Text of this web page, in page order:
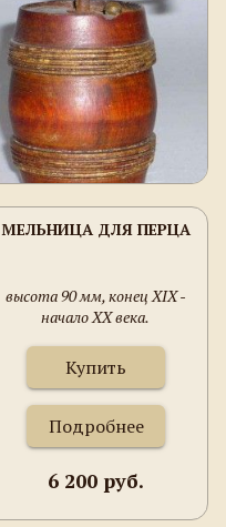
МЕЛЬНИЦА ДЛЯ ПЕРЦА
высота 90 мм, конец XIX -
начало XX века.
Купить
Подробнее
6 200 руб.